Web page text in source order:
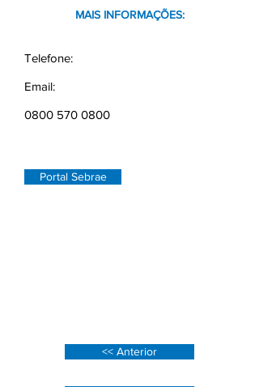
MAIS INFORMAÇÕES:
Telefone:
Email:
0800 570 0800
Portal Sebrae
<< Anterior